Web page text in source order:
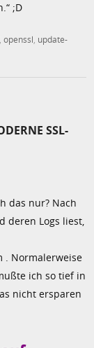
;D
,openssl, update-
SSL-
das nur? Nach
deren Logs liest,
. Normalerweise
ich so tief in
nicht ersparen